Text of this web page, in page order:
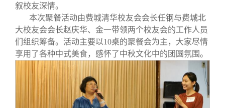
校友视界
理事会名单
制度法规
联系我们
叙校友深情。
本次聚餐活动由费城清华校友会会长任钢与费城北
大校友会会长赵庆华、金一带领两个校友会的工作人员
们组织筹备。活动主要以10桌的聚餐会为主，大家尽情
享用了各种中式美食，感怀了中秋文化中的团圆氛围。